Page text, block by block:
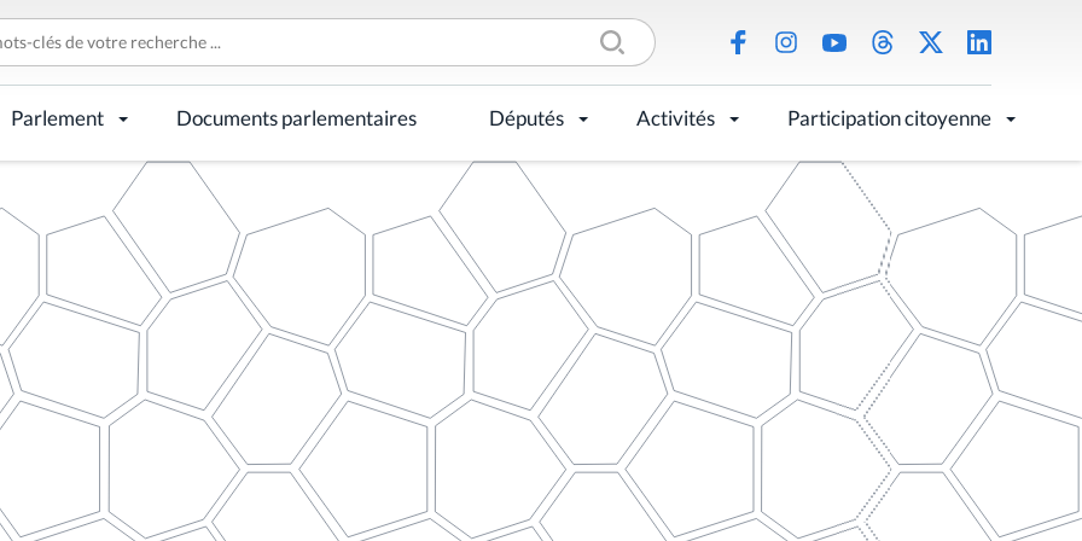
Parlement Documents parlementaires Députés Activités Participation citoyenne